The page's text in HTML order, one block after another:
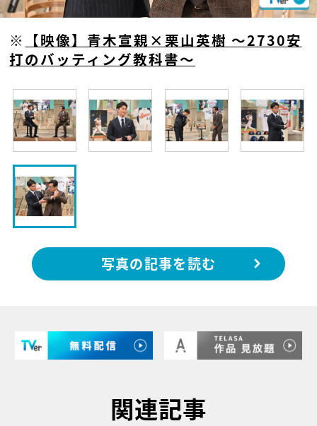
※
【映像】青木宣親×栗山英樹 ～2730安
打のバッティング教科書～
写真の記事を読む
関連記事